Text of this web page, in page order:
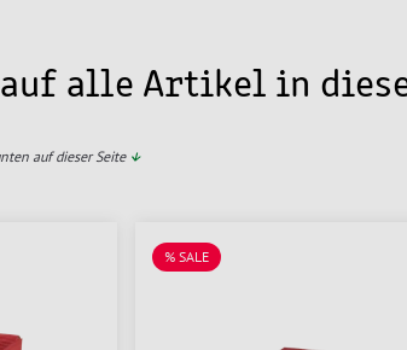
alle Artikel in
auf dieser Seite ↓
% SALE